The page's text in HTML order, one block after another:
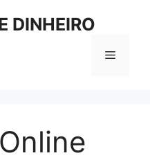
DINHEIRO
Menu